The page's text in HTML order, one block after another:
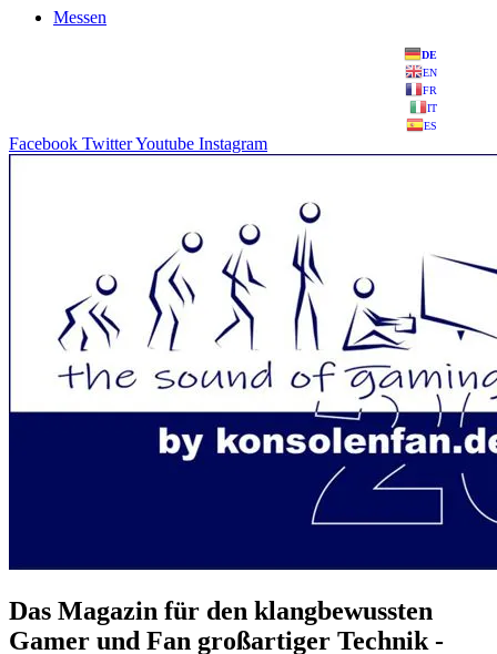
Messen
DE
EN
FR
IT
ES
Facebook TwitterYoutube Instagram
Das Magazin für den klangbewussten
Gamer und Fan großartiger Technik -